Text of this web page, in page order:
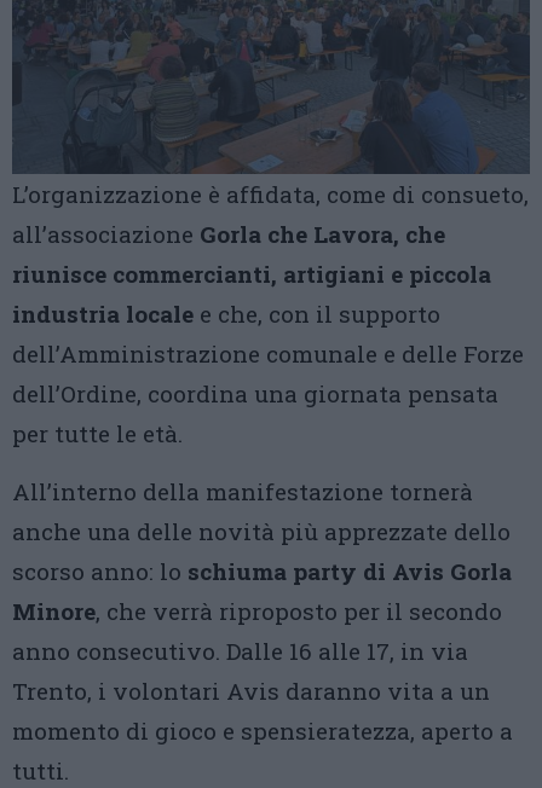
L’organizzazione è affidata, come di consueto,
all’associazione Gorla che Lavora, che
riunisce commercianti, artigiani e piccola
industria locale e che, con il supporto
dell’Amministrazione comunale e delle Forze
dell’Ordine, coordina una giornata pensata
per tutte le età.
All’interno della manifestazione tornerà
anche una delle novità più apprezzate dello
scorso anno: lo schiuma party di Avis Gorla
Minore, che verrà riproposto per il secondo
anno consecutivo. Dalle 16 alle 17, in via
Trento, i volontari Avis daranno vita a un
momento di gioco e spensieratezza, aperto a
tutti.